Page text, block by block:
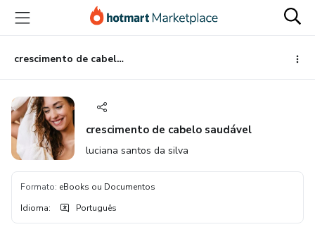
para
conteúdo
principal
para
pagamento
para
rodapé
crescimento de cabelo saudável
crescimento de cabelo saudável
luciana santos da silva
Formato: eBooks ou Documentos
Idioma: Português